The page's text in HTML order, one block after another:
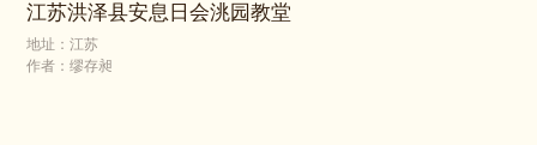
江苏洪泽县安息日会洮园教堂
地址：江苏
作者：缪存昶